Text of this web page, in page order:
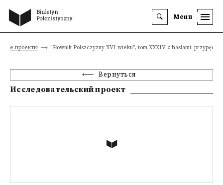
Menu
проекты "Słownik Polszczyzny XVI wieku", tom XXXIV z hasłami:
Вернуться
Исследовательский проект